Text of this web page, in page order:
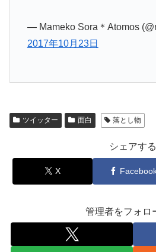
— Mameko Sora＊Atomos
2017年10月23日
ツイッター 面白 落とし物
シェアする
X
管理者をフォロ